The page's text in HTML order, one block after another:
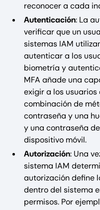
reconocer a cada
Autenticación: La
verificar que un
sistemas IAM
autenticar a los
biometría y
MFA añade una
exigir a los
combinación de
contraseña y una
y una contraseña de
dispositivo móvil.
Autorización: Una
sistema IAM
autorización define
dentro del sistema
permisos. Por